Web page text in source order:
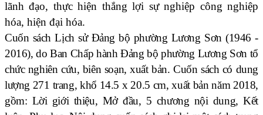
lãnh đạo, thực hiện thắng lợi sự nghiệp công nghiệp
hóa, hiện đại hóa.
Cuốn sách Lịch sử Đảng bộ phường Lương Sơn (1946 -
2016), do Ban Chấp hành Đảng bộ phường Lương Sơn tổ
chức nghiên cứu, biên soạn, xuất bản. Cuốn sách có dung
lượng 271 trang, khổ 14.5 x 20.5 cm, xuất bản năm 2018,
gồm: Lời giới thiệu, Mở đầu, 5 chương nội dung, Kết